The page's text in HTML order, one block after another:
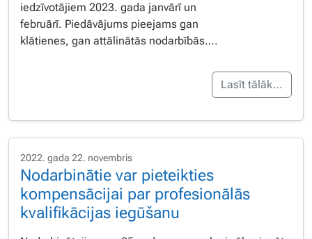
iedzīvotājiem 2023. gada janvārī un
februārī. Piedāvājums pieejams gan
klātienes, gan attālinātās nodarbībās….
Lasīt tālāk…
2022. gada 22. novembris
Nodarbinātie var pieteikties
kompensācijai par profesionālās
kvalifikācijas iegūšanu